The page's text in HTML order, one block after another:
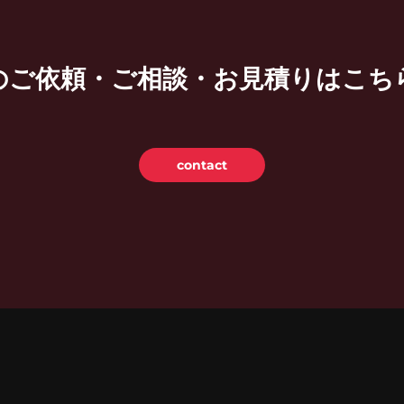
ご依頼・ご相談・お見積りはこち
contact